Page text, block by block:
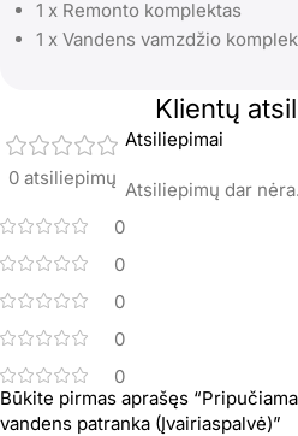
1 x Remonto komplektas
1 x Vandens vamzdžio
Klientų
0 atsiliepimų
0
0
0
0
0
Atsiliepimai
Atsiliepimų dar nėra.
Būkite pirmas aprašęs
vandens patranka (Įvairiaspalvė)”